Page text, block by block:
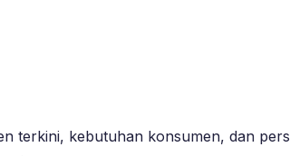
terkini, kebutuhan konsumen, dan